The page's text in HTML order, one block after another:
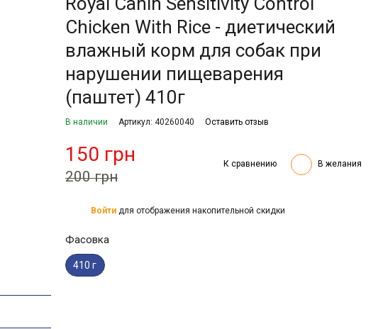
Chicken With Rice - диетический
влажный корм для собак при
нарушении пищеварения
(паштет) 410г
В наличии Артикул: 40260040 Оставить отзыв
150 грн
200 грн
К сравнению В желания
Войти для отображения накопительной скидки
Фасовка
410 г